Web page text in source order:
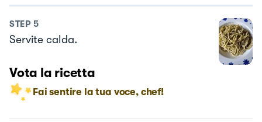
STEP 5
Servite calda.
Vota la ricetta
Fai sentire la tua voce, chef!